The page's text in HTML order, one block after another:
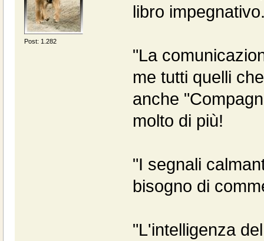
Post: 1.282
libro
"La
me tutti quelli
anche
molto di più!
"I segnali
bisogno di
"L'intelligenza